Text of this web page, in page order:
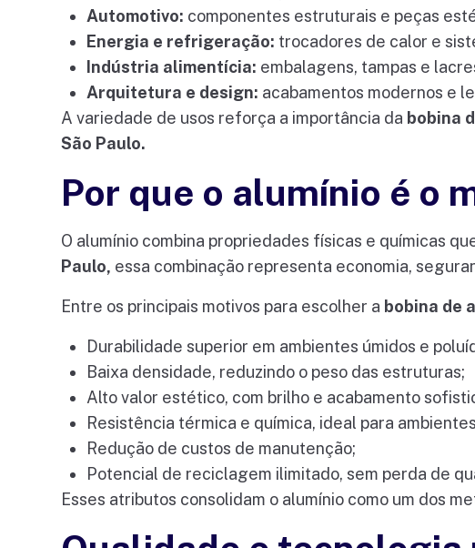
Automotivo: componentes estruturais e peças
Energia e refrigeração: trocadores de calor e
Indústria alimentícia: embalagens, tampas e
Arquitetura e design: acabamentos modernos e
A variedade de usos reforça a importância da bobina
São Paulo.
Por que o alumínio é o
O alumínio combina propriedades físicas e químicas
Paulo, essa combinação representa economia,
Entre os principais motivos para escolher a bobina de
Durabilidade superior em ambientes úmidos e
Baixa densidade, reduzindo o peso das estruturas;
Alto valor estético, com brilho e acabamento
Resistência térmica e química, ideal para
Redução de custos de manutenção;
Potencial de reciclagem ilimitado, sem perda de
Esses atributos consolidam o alumínio como um dos